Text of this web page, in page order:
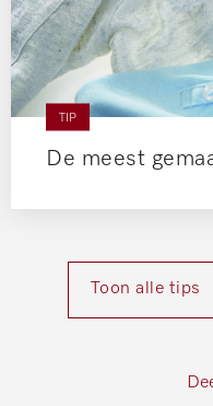
TIP
De meest
Toon alle tips